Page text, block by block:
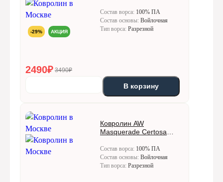
-29% АКЦИЯ
Состав ворса: 100% ПА
Состав основы: Войлочная
Тип ворса: Разрезной
2490₽ 3490₽
В корзину
Ковролин AW
Masquerade Certosa
Состав ворса: 100% ПА
Состав основы: Войлочная
Тип ворса: Разрезной